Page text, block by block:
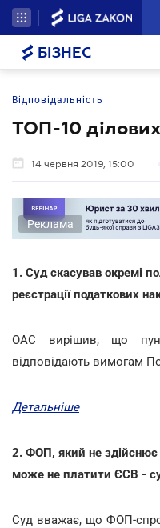
БІЗНЕС
Відповідальність
ТОП-10
14 червня 2019, 15:00
Реклама
1. Суд скасував окремі
реєстрації податкових
ОАС вирішив, що
відповідають вимогам
Детальніше
2. ФОП, який не здійснює
може не платити ЄСВ -
Суд вважає, що ФОП-